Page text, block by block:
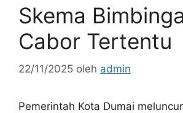
Skema
Cabor Tertentu
22/11/2025 oleh admin
Pemerintah Kota Dumai